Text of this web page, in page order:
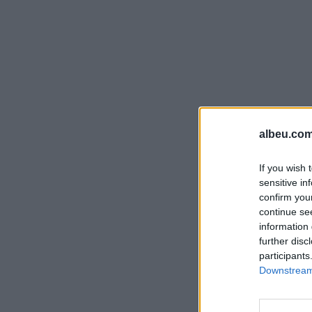
If you wish
sensitive
confirm
continue
information
further